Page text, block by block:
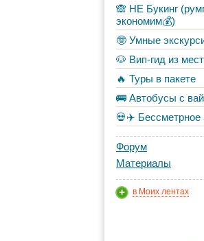
🙈 НЕ Букинг
экономим💰)
🤓 Умные
🐶 Вип-гид из
🔥 Туры в пакете
🚌 Автобусы с
💀✈️ Бессметрное
Форум
Материалы
в Моих лентах